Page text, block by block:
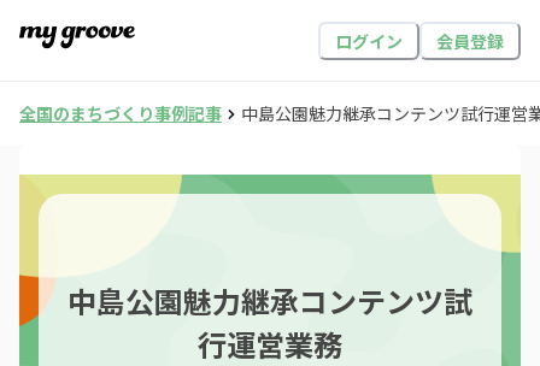
ログイン 会員登録
全国のまちづくり事例記事 中島公園魅力継承コンテンツ試行運営
中島公園魅力継承コンテンツ試
行運営業務